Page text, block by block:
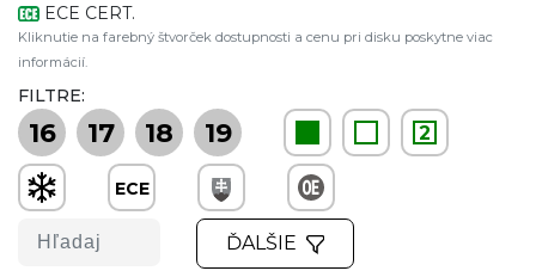
ECE CERT.
Kliknutie na farebný štvorček dostupnosti a cenu pri disku poskytne viac
informácií.
FILTRE:
16 17 18 19 2
ECE
ĎALŠIE